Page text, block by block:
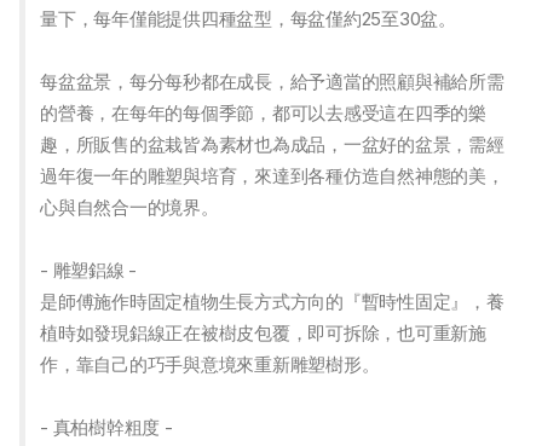
量下，每年僅能提供四種盆型，每盆僅約25至30盆。
每盆盆景，每分每秒都在成長，給予適當的照顧與補給所需
的營養，在每年的每個季節，都可以去感受這在四季的樂
趣，所販售的盆栽皆為素材也為成品，一盆好的盆景，需經
過年復一年的雕塑與培育，來達到各種仿造自然神態的美，
心與自然合一的境界。
- 雕塑鋁線 -
是師傅施作時固定植物生長方式方向的『暫時性固定』，養
植時如發現鋁線正在被樹皮包覆，即可拆除，也可重新施
作，靠自己的巧手與意境來重新雕塑樹形。
- 真柏樹幹粗度 -